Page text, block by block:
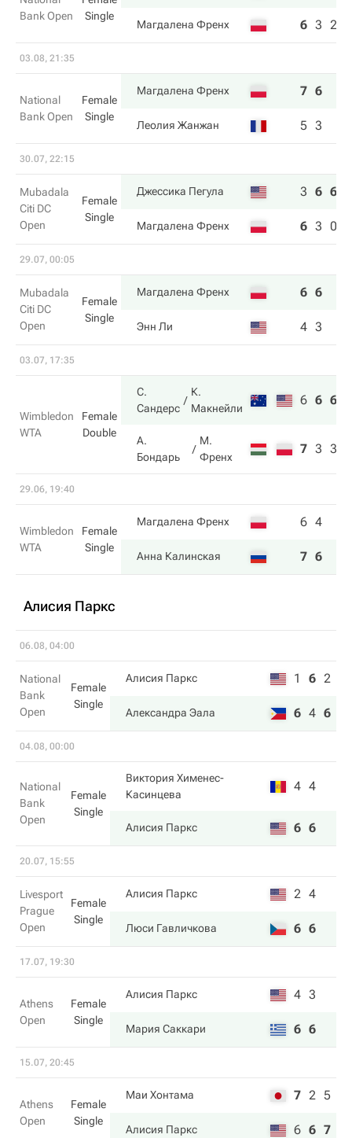
Bank Open
Single
Магдалена Френх 6 3 2
03.08, 21:35
National
Bank Open
Female
Single
Магдалена Френх 7 6
Леолия Жанжан 5 3
30.07, 22:15
Mubadala
Citi DC
Open
Female
Single
Джессика Пегула 3 6 6
Магдалена Френх 6 3 0
29.07, 00:05
Mubadala
Citi DC
Open
Female
Single
Магдалена Френх 6 6
Энн Ли 4 3
03.07, 17:35
Wimbledon
WTA
Female
Double
С.
Сандерс
К.
Макнейли
6 6 6
А.
Бондарь
М.
Френх
7 3 3
29.06, 19:40
Wimbledon
WTA
Female
Single
Магдалена Френх 6 4
Анна Калинская 7 6
Алисия Паркс
06.08, 04:00
National
Bank
Open
Female
Single
Алисия Паркс 1 6 2
Александра Эала 6 4 6
04.08, 00:00
National
Bank
Open
Female
Single
Виктория Хименес-
Касинцева
4 4
Алисия Паркс 6 6
20.07, 15:55
Livesport
Prague
Open
Female
Single
Алисия Паркс 2 4
Люси Гавличкова 6 6
17.07, 19:30
Athens
Open
Female
Single
Алисия Паркс 4 3
Мария Саккари 6 6
15.07, 20:45
Athens
Open
Female
Single
Маи Хонтама 7 2 5
Алисия Паркс 6 6 7